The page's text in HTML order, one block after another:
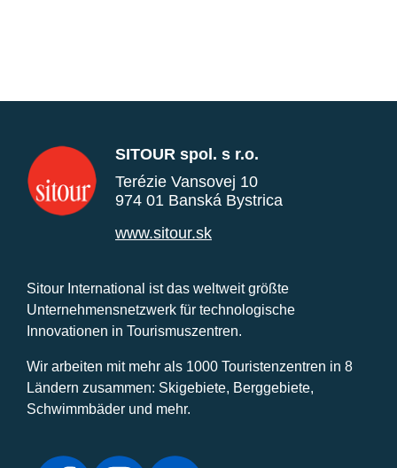
SITOUR spol. s r.o.
Terézie Vansovej 10
974 01 Banská Bystrica
www.sitour.sk
Sitour International ist das weltweit größte
Unternehmensnetzwerk für technologische
Innovationen in Tourismuszentren.
Wir arbeiten mit mehr als 1000 Touristenzentren in 8
Ländern zusammen: Skigebiete, Berggebiete,
Schwimmbäder und mehr.